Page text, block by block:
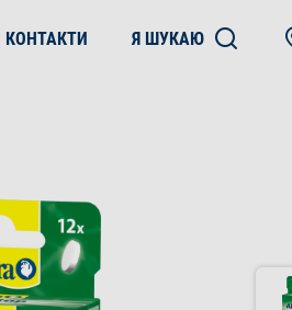
КОНТАКТИ Я ШУКАЮ